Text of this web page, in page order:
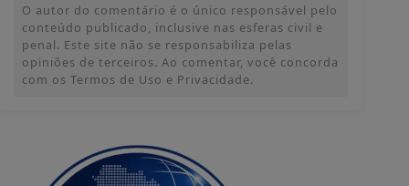
O autor do comentário é o único responsável pelo
conteúdo publicado, inclusive nas esferas civil e
penal. Este site não se responsabiliza pelas
opiniões de terceiros. Ao comentar, você concorda
com os Termos de Uso e Privacidade.